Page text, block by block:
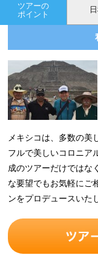
ツアーの
ポイント
メキシコは、多数の美
フルで美しいコロニア
成のツアーだけではな
な要望でもお気軽にご
ンをプロデュースいた